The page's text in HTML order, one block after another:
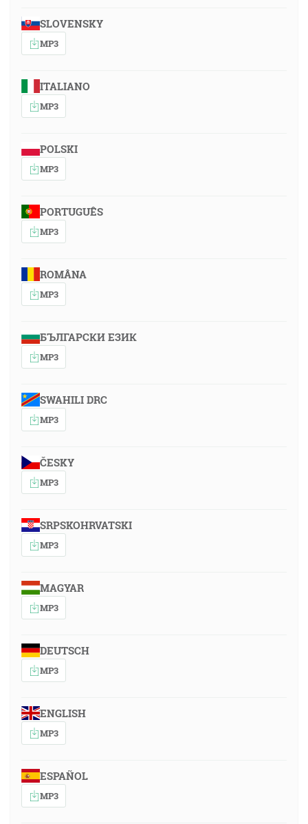
SLOVENSKY
MP3
ITALIANO
MP3
POLSKI
MP3
PORTUGUÊS
MP3
ROMÂNA
MP3
БЪЛГАРСКИ ЕЗИК
MP3
SWAHILI DRC
MP3
ČESKY
MP3
SRPSKOHRVATSKI
MP3
MAGYAR
MP3
DEUTSCH
MP3
ENGLISH
MP3
ESPAÑOL
MP3